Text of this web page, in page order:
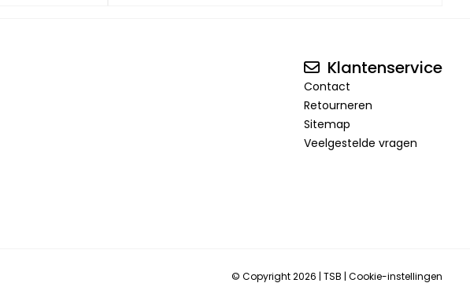
Klantenservice
Contact
Retourneren
Sitemap
Veelgestelde vragen
© Copyright 2026 | TSB | Cookie-instellingen